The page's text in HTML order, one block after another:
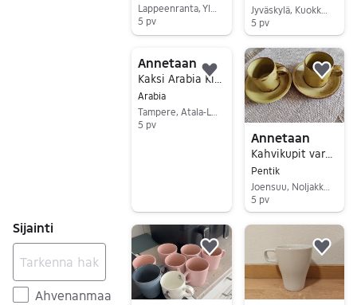
Sijainti
Ahvenanmaa
5 pv
Siirry ilmoitukseen
Jyväskylä, Kuokkala-Ristikivi, Keski-Suomi
5 pv
Annetaan
Arabia
5 pv
Lisää suosikiksi.
Annetaan
Kahvikupit varattu
Pentik
Joensuu, Noljakka, Pohjois-Karjala
5 pv
Lisää suosikiksi.